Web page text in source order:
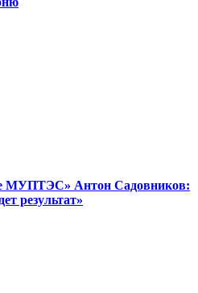
МУПТЭС» Антон Садовников:
результат»